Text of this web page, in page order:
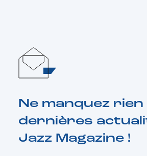
Ne manquez rien
dernières
Jazz Magazine !